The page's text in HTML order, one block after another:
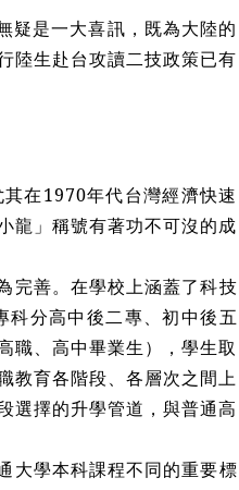
疑是一大喜訊，既為大陸的
陸生赴台攻讀二技政策已有
在1970年代台灣經濟快速
龍」稱號有著功不可沒的成
完善。在學校上涵蓋了科技
科分高中後二專、初中後五
職、高中畢業生），學生取
教育各階段、各層次之間上
選擇的升學管道，與普通高
大學本科課程不同的重要標